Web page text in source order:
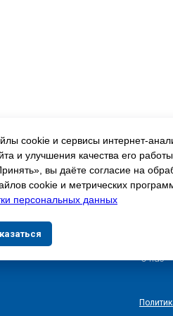
cookie и сервисы интернет-
и улучшения качества его
вы даёте согласие на
cookie и метрических
персональных данных
О нас